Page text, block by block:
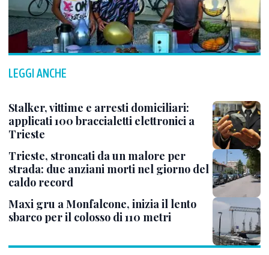
LEGGI ANCHE
Stalker, vittime e arresti domiciliari:
applicati 100 braccialetti elettronici a
Trieste
Trieste, stroncati da un malore per
strada: due anziani morti nel giorno del
caldo record
Maxi gru a Monfalcone, inizia il lento
sbarco per il colosso di 110 metri